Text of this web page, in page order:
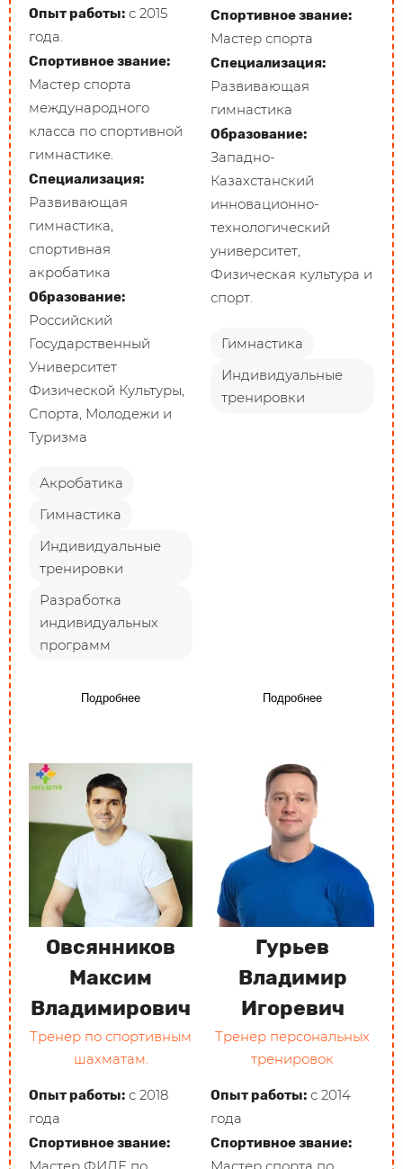
Опыт работы: с 2015
года.
Спортивное звание:
Мастер спорта
международного
класса по спортивной
гимнастике.
Специализация:
Развивающая
гимнастика,
спортивная
акробатика
Образование:
Российский
Государственный
Университет
Физической Культуры,
Спорта, Молодежи и
Туризма
Акробатика
Гимнастика
Индивидуальные
тренировки
Разработка
индивидуальных
программ
Подробнее
Спортивное звание:
Мастер спорта
Специализация:
Развивающая
гимнастика
Образование:
Западно-
Казахстанский
инновационно-
технологический
университет,
Физическая культура и
спорт.
Гимнастика
Индивидуальные
тренировки
Подробнее
Овсянников
Максим
Владимирович
Тренер по спортивным
шахматам.
Опыт работы: с 2018
года
Спортивное звание:
Гурьев
Владимир
Игоревич
Тренер персональных
тренировок
Опыт работы: с 2014
года
Спортивное звание: